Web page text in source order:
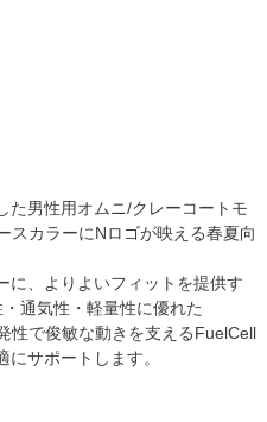
た男性用オムニ/クレーコートモ
スカラーにNロゴが映える春夏向
に、よりよいフィットを提供す
通気性・軽量性に優れた
性で俊敏な動きを支えるFuelCell
サポートします。